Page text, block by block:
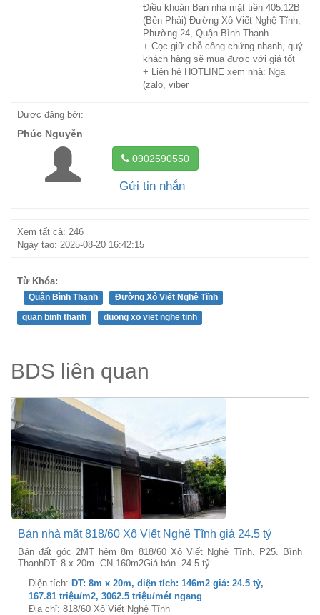
Điều khoản Bán nhà mặt tiền 405.12B
(Bên Phải) Đường Xô Viết Nghệ Tĩnh,
Phường 24, Quận Bình Thạnh
+ Cọc giữ chỗ công chứng nhanh, quý
khách hàng sẽ mua được với giá tốt
+ Liên hệ HOTLINE xem nhà: Nga
(zalo, viber
Được đăng bởi:
Phúc Nguyễn
0902590550
Gửi tin nhắn
Xem tất cả: 246
Ngày tạo: 2025-08-20 16:42:15
Từ Khóa:
Quận Bình Thạnh
Đường Xô Viết Nghệ Tĩnh
quan binh thanh
duong xo viet nghe tinh
BDS liên quan
Bán nhà mặt 818/60 Xô Viết Nghệ Tĩnh giá 24.5 tỷ
Bán đất góc 2MT hẻm 8m 818/60 Xô Viết Nghệ Tĩnh. P25. Bình
ThạnhDT: 8 x 20m. CN 160m2Giá bán. 24.5 tỷ
Diện tích: DT: 8m x 20m, diện tích: 146m2 giá: 24.5 tỷ,
167.81 triệu/m2, 3062.5 triệu/mét ngang
Địa chỉ: 818/60 Xô Viết Nghệ Tĩnh